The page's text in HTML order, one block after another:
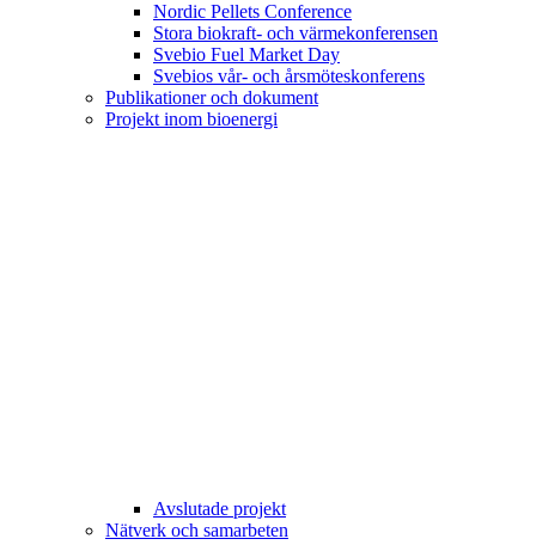
Nordic Pellets Conference
Stora biokraft- och värmekonferensen
Svebio Fuel Market Day
Svebios vår- och årsmöteskonferens
Publikationer och dokument
Projekt inom bioenergi
Avslutade projekt
Nätverk och samarbeten